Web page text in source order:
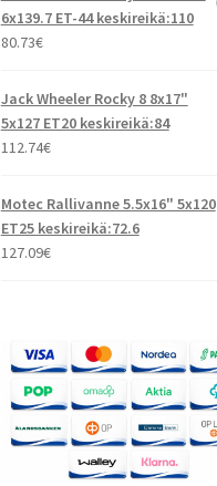
6x139.7 ET-44 keskireikä:110
80.73€
Jack Wheeler Rocky 8 8x17"
5x127 ET20 keskireikä:84
112.74€
Motec Rallivanne 5.5x16" 5x120
ET25 keskireikä:72.6
127.09€